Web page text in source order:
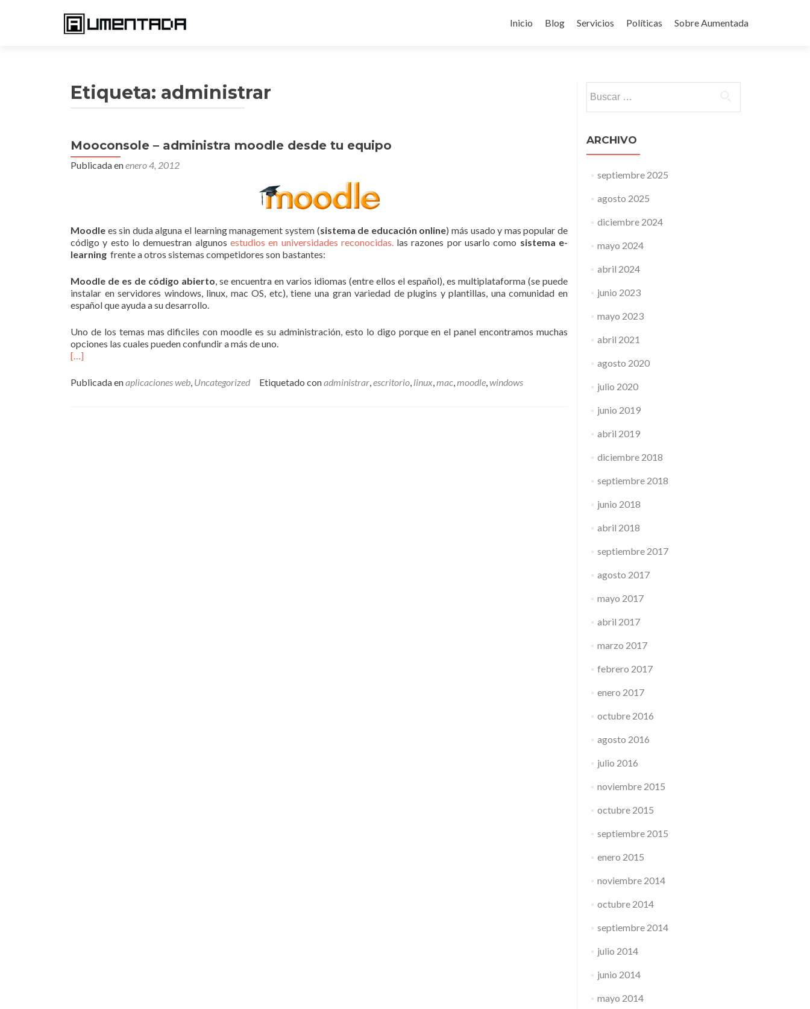
al
Inicio Blog Servicios Políticas Sobre Aumentada
Etiqueta: administrar
Mooconsole – administra moodle desde tu equipo
Publicada enenero 4, 2012
Moodle es sin duda alguna el learning management system (sistema de educación online) más usado y mas popular de
código y esto lo demuestran algunos estudios en universidades reconocidas.las razones por usarlo como sistema e-
learning frente a otros sistemas competidores son bastantes:
Moodle de es de código abierto, se encuentra en varios idiomas (entre ellos el español), es multiplataforma (se puede
instalar en servidores windows, linux, mac OS, etc), tiene una gran variedad de plugins y plantillas, una comunidad en
español que ayuda a su desarrollo.
Uno de los temas mas dificiles con moodle es su administración, esto lo digo porque en el panel encontramos muchas
opciones las cuales pueden confundir a más de uno.
[…]
Publicada enaplicaciones web, Uncategorized Etiquetado conadministrar,escritorio, linux,mac,moodle,windows
ARCHIVO
septiembre 2025
agosto 2025
diciembre 2024
mayo 2024
abril 2024
junio 2023
mayo 2023
abril 2021
agosto 2020
julio 2020
junio 2019
abril 2019
diciembre 2018
septiembre 2018
junio 2018
abril 2018
septiembre 2017
agosto 2017
mayo 2017
abril 2017
marzo 2017
febrero 2017
enero 2017
octubre 2016
agosto 2016
julio 2016
noviembre 2015
octubre 2015
septiembre 2015
enero 2015
noviembre 2014
octubre 2014
septiembre 2014
julio 2014
junio 2014
mayo 2014